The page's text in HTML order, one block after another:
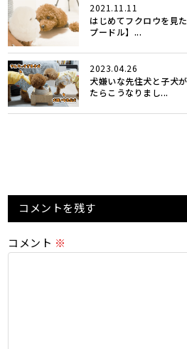
2021.11.11
はじめてフクロウを見
プードル】...
2023.04.26
犬嫌いな先住犬と子犬
たらこうなりまし...
コメントを残す
コメント ※